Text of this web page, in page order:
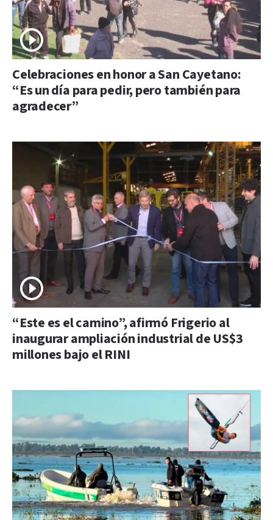
Celebraciones en honor a San Cayetano:
“Es un día para pedir, pero también para
agradecer”
“Este es el camino”, afirmó Frigerio al
inaugurar ampliación industrial de US$3
millones bajo el RINI